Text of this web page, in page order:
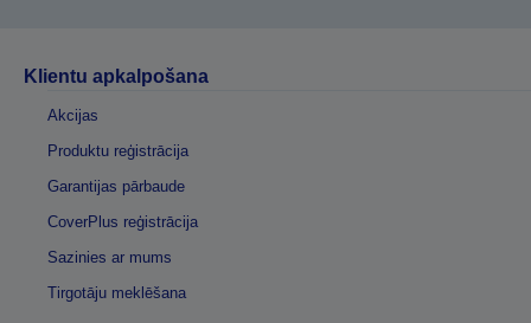
Klientu apkalpošana
Akcijas
Produktu reģistrācija
Garantijas pārbaude
CoverPlus reģistrācija
Sazinies ar mums
Tirgotāju meklēšana